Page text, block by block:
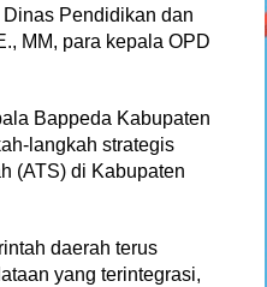
Dinas Pendidikan dan
MM, para kepala OPD
Bappeda Kabupaten
langkah strategis
(ATS) di Kabupaten
daerah terus
yang terintegrasi,